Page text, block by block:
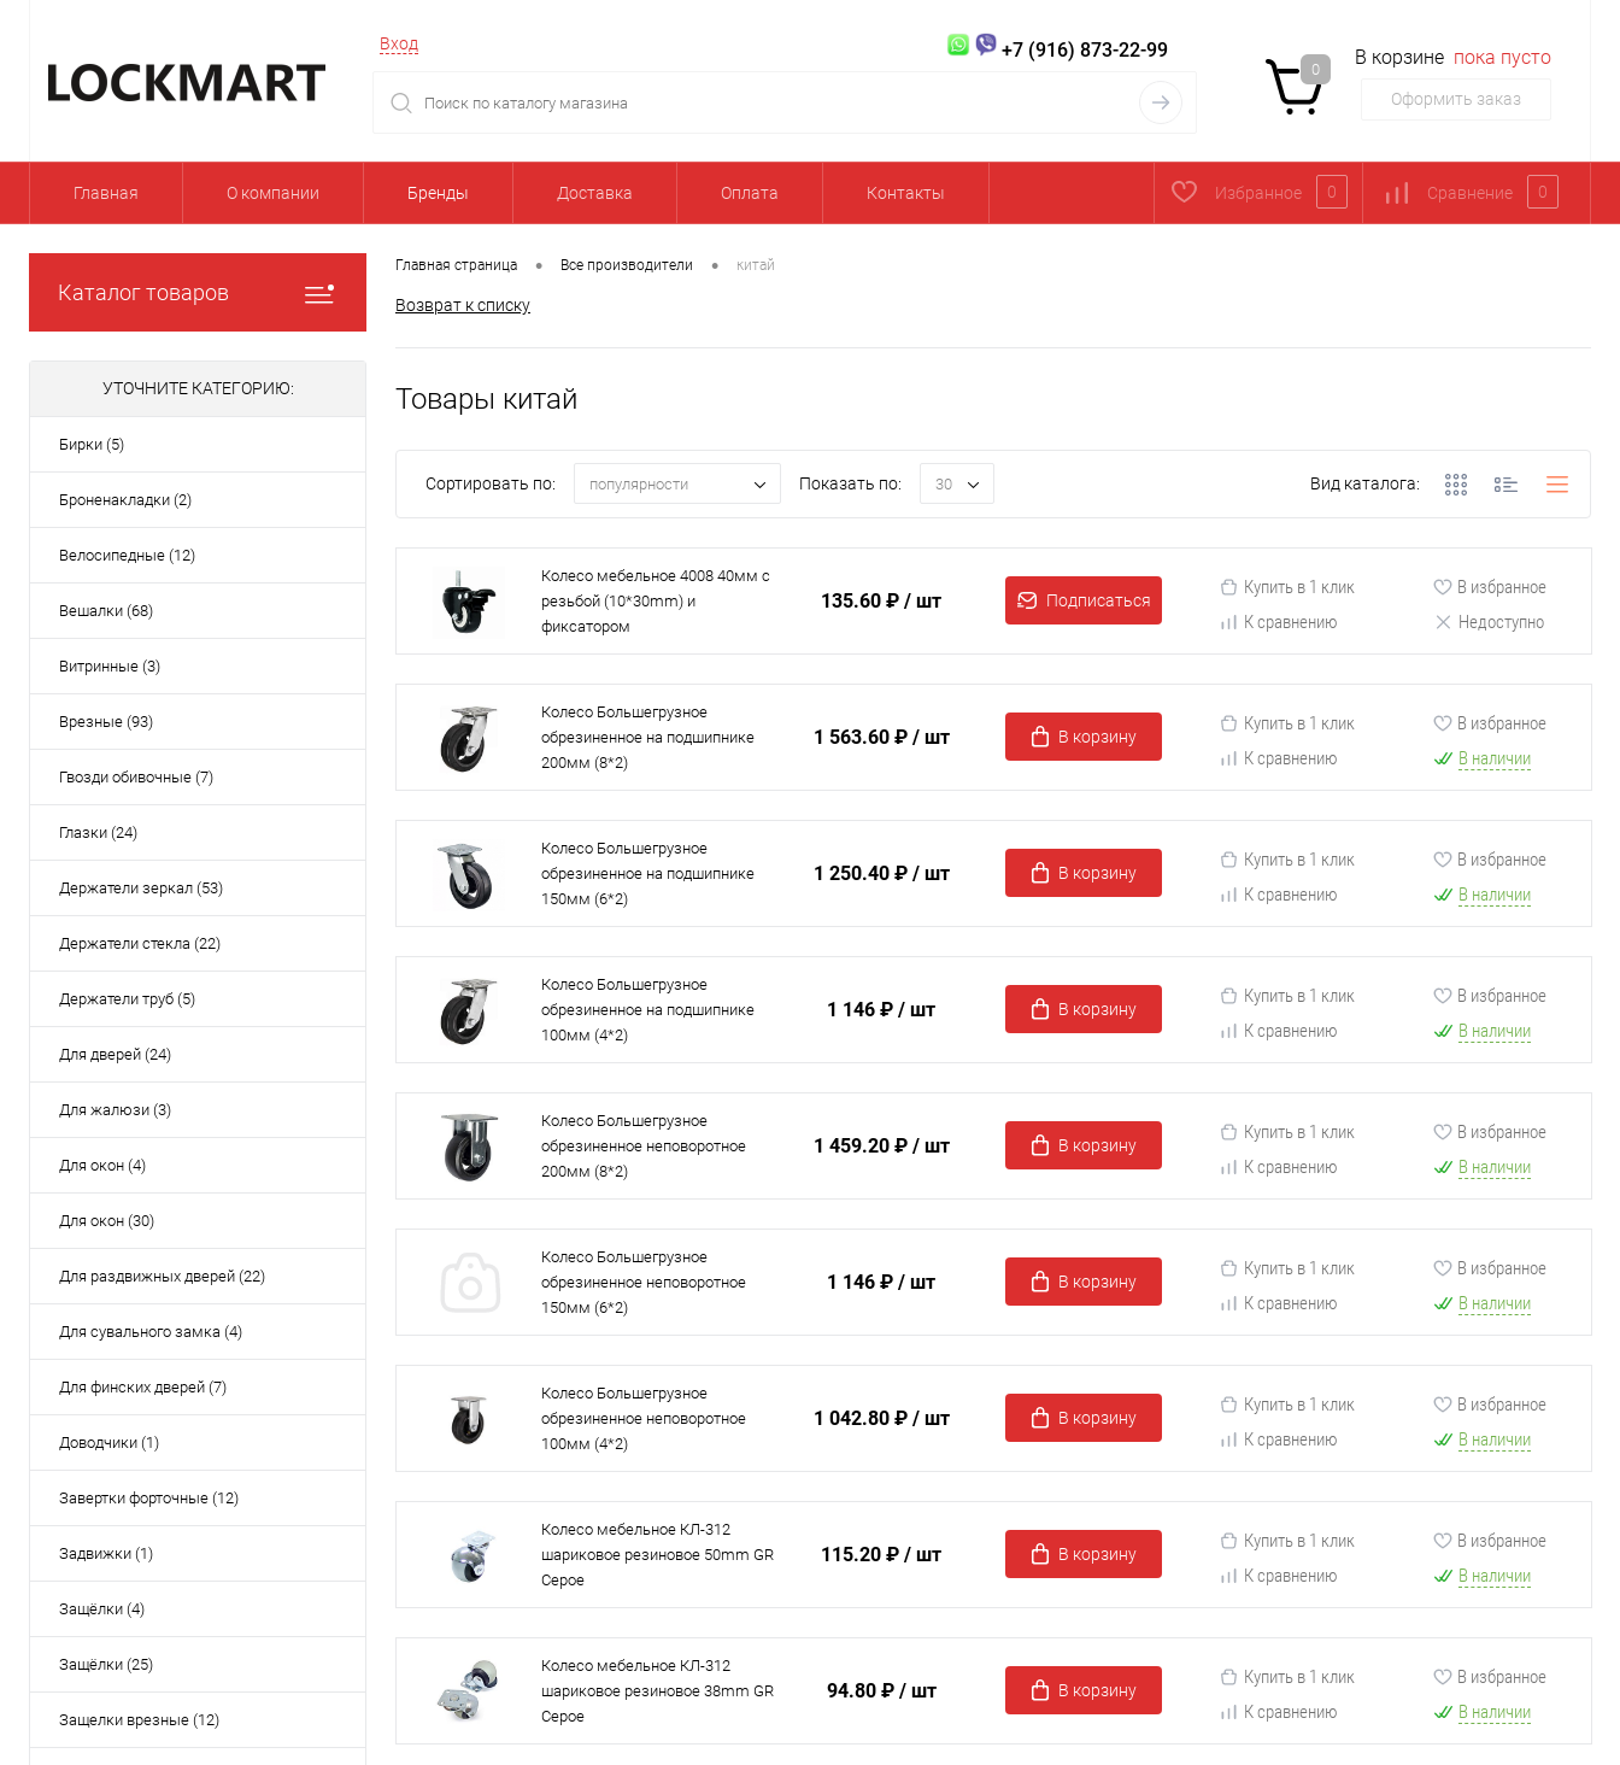
Вход +7 (916) 873-22-99
0
В корзине пока пусто
Оформить заказ
Главная О компании Бренды Доставка Оплата Контакты Избранное 0 Сравнение 0
Каталог товаров
УТОЧНИТЕ КАТЕГОРИЮ:
Бирки (5)
Броненакладки (2)
Велосипедные (12)
Вешалки (68)
Витринные (3)
Врезные (93)
Гвозди обивочные (7)
Глазки (24)
Держатели зеркал (53)
Держатели стекла (22)
Держатели труб (5)
Для дверей (24)
Для жалюзи (3)
Для окон (4)
Для окон (30)
Для раздвижных дверей (22)
Для сувального замка (4)
Для финских дверей (7)
Доводчики (1)
Завертки форточные (12)
Задвижки (1)
Защёлки (4)
Защёлки (25)
Защелки врезные (12)
Главная страница • Все производители • китай
Возврат к списку
Товары китай
Сортировать по: популярности Показать по: 30 Вид каталога:
Колесо мебельное 4008 40мм с
резьбой (10*30mm) и
фиксатором
135.60 ₽ / шт Подписаться
Купить в 1 клик
К сравнению
В избранное
Недоступно
Колесо Большегрузное
обрезиненное на подшипнике
200мм (8*2)
1 563.60 ₽ / шт В корзину
Купить в 1 клик
К сравнению
В избранное
В наличии
Колесо Большегрузное
обрезиненное на подшипнике
150мм (6*2)
1 250.40 ₽ / шт В корзину
Купить в 1 клик
К сравнению
В избранное
В наличии
Колесо Большегрузное
обрезиненное на подшипнике
100мм (4*2)
1 146 ₽ / шт В корзину
Купить в 1 клик
К сравнению
В избранное
В наличии
Колесо Большегрузное
обрезиненное неповоротное
200мм (8*2)
1 459.20 ₽ / шт В корзину
Купить в 1 клик
К сравнению
В избранное
В наличии
Колесо Большегрузное
обрезиненное неповоротное
150мм (6*2)
1 146 ₽ / шт В корзину
Купить в 1 клик
К сравнению
В избранное
В наличии
Колесо Большегрузное
обрезиненное неповоротное
100мм (4*2)
1 042.80 ₽ / шт В корзину
Купить в 1 клик
К сравнению
В избранное
В наличии
Колесо мебельное КЛ-312
шариковое резиновое 50mm GR
Серое
115.20 ₽ / шт В корзину
Купить в 1 клик
К сравнению
В избранное
В наличии
Колесо мебельное КЛ-312
шариковое резиновое 38mm GR
Серое
94.80 ₽ / шт В корзину
Купить в 1 клик
К сравнению
В избранное
В наличии